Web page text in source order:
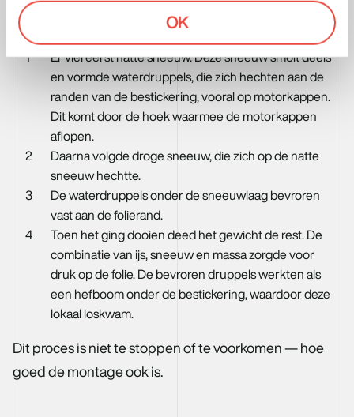
OK
volgende situatie:
Er viel eerst natte sneeuw. Deze sneeuw smolt deels
en vormde waterdruppels, die zich hechten aan de
randen van de bestickering, vooral op motorkappen.
Dit komt door de hoek waarmee de motorkappen
aflopen.
Daarna volgde droge sneeuw, die zich op de natte
sneeuw hechtte.
De waterdruppels onder de sneeuwlaag bevroren
vast aan de folierand.
Toen het ging dooien deed het gewicht de rest. De
combinatie van ijs, sneeuw en massa zorgde voor
druk op de folie. De bevroren druppels werkten als
een hefboom onder de bestickering, waardoor deze
lokaal loskwam.
Dit proces is niet te stoppen of te voorkomen — hoe
goed de montage ook is.